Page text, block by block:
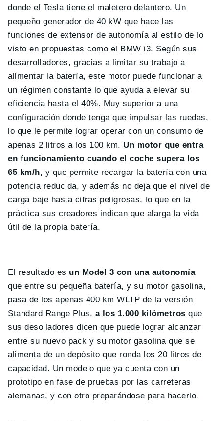
donde el Tesla tiene el maletero delantero. Un
pequeño generador de 40 kW que hace las
funciones de extensor de autonomía al estilo de lo
visto en propuestas como el BMW i3. Según sus
desarrolladores, gracias a limitar su trabajo a
alimentar la batería, este motor puede funcionar a
un régimen constante lo que ayuda a elevar su
eficiencia hasta el 40%. Muy superior a una
configuración donde tenga que impulsar las ruedas,
lo que le permite lograr operar con un consumo de
apenas 2 litros a los 100 km. Un motor que entra
en funcionamiento cuando el coche supera los
65 km/h, y que permite recargar la batería con una
potencia reducida, y además no deja que el nivel de
carga baje hasta cifras peligrosas, lo que en la
práctica sus creadores indican que alarga la vida
útil de la propia batería.
El resultado es un Model 3 con una autonomía
que entre su pequeña batería, y su motor gasolina,
pasa de los apenas 400 km WLTP de la versión
Standard Range Plus, a los 1.000 kilómetros que
sus desolladores dicen que puede lograr alcanzar
entre su nuevo pack y su motor gasolina que se
alimenta de un depósito que ronda los 20 litros de
capacidad. Un modelo que ya cuenta con un
prototipo en fase de pruebas por las carreteras
alemanas, y con otro preparándose para hacerlo.